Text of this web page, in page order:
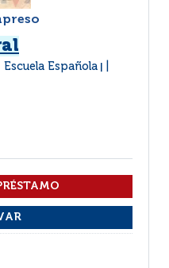
Española